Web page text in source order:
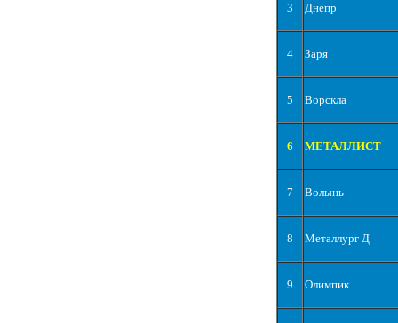
3 Днепр
4 Заря
5 Ворскла
6 МЕТАЛЛИСТ
7 Волынь
8 Металлург Д
9 Олимпик